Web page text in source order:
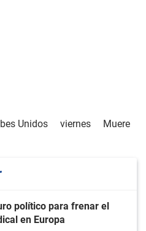
Unidos viernes Muere
político para frenar el
en Europa